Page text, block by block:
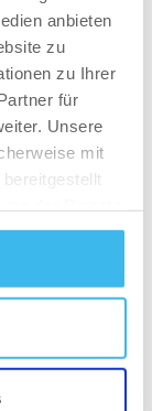
anbieten
zu
zu Ihrer
für
Unsere
mit
zu
ist zwar an
sich
nicht
ist es